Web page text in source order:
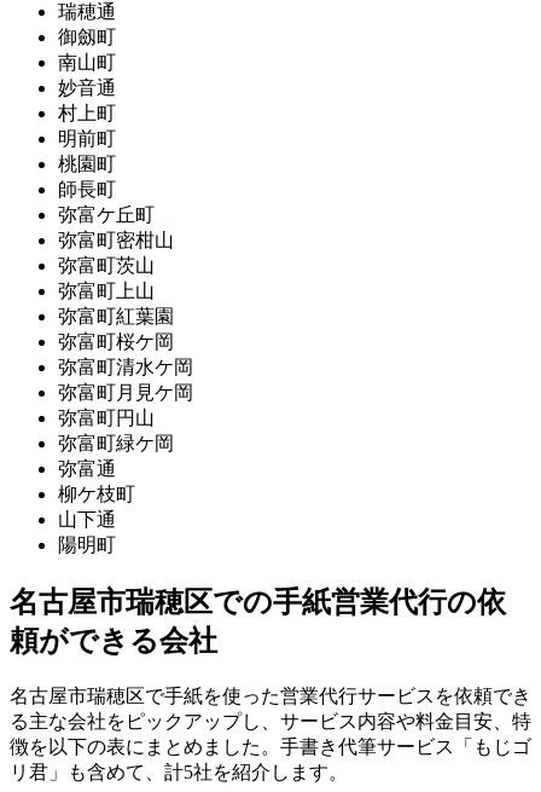
瑞穂通
御劔町
南山町
妙音通
村上町
明前町
桃園町
師長町
弥富ケ丘町
弥富町密柑山
弥富町茨山
弥富町上山
弥富町紅葉園
弥富町桜ケ岡
弥富町清水ケ岡
弥富町月見ケ岡
弥富町円山
弥富町緑ケ岡
弥富通
柳ケ枝町
山下通
陽明町
名古屋市瑞穂区での手紙営業代行の依
頼ができる会社
名古屋市瑞穂区で手紙を使った営業代行サービスを依頼でき
る主な会社をピックアップし、サービス内容や料金目安、特
徴を以下の表にまとめました。手書き代筆サービス「もじゴ
リ君」も含めて、計5社を紹介します。